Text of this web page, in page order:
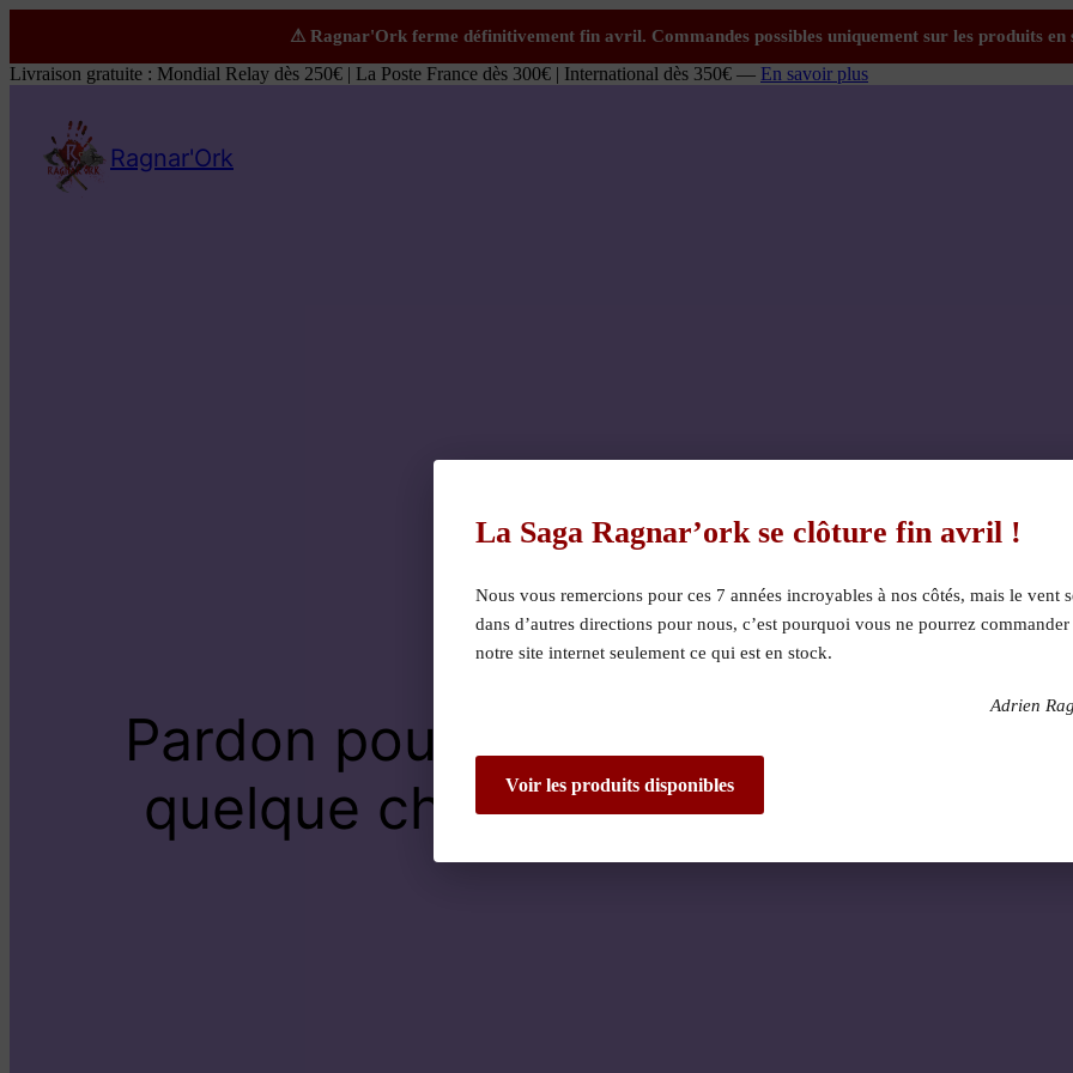
Livraison gratuite : Mondial Relay dès 250€ | La Poste France dès 300€ | International dès 350€ — En savoir plus
Ragnar'Ork
Pardon pour le dérangement !
quelque chose de fantastique –
La Saga Ragnar’ork se clôture fin avril !
Nous vous remercions pour ces 7 années incroyables à nos côtés, mais le vent
dans d’autres directions pour nous, c’est pourquoi vous ne pourrez
notre site internet seulement ce qui est en stock.
Adrien
Voir les produits disponibles